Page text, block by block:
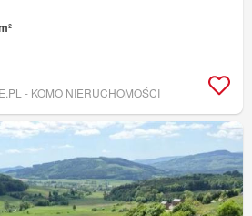
- KOMO NIERUCHOMOŚCI